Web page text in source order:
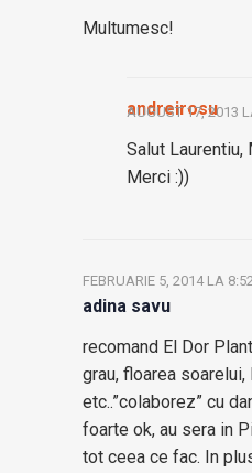
Multumesc!
andreirosu
AUGUST 17, 2013
Salut Laurentiu,
Merci :))
adina savu
FEBRUARIE 5, 2014 LA
recomand El Dor
grau, floarea soarelui,
etc..”colaborez” cu
foarte ok, au sera in
tot ceea ce fac. In